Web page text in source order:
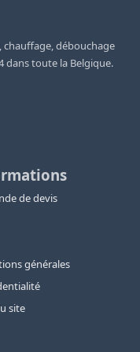
chauffage, débouchage
dans toute la Belgique.
de devis
générales
site